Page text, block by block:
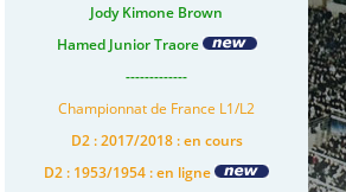
Jody Kimone Brown
Hamed Junior Traore
-------------
Championnat de France L1/L2
D2 : 2017/2018 : en cours
D2 : 1953/1954 : en ligne